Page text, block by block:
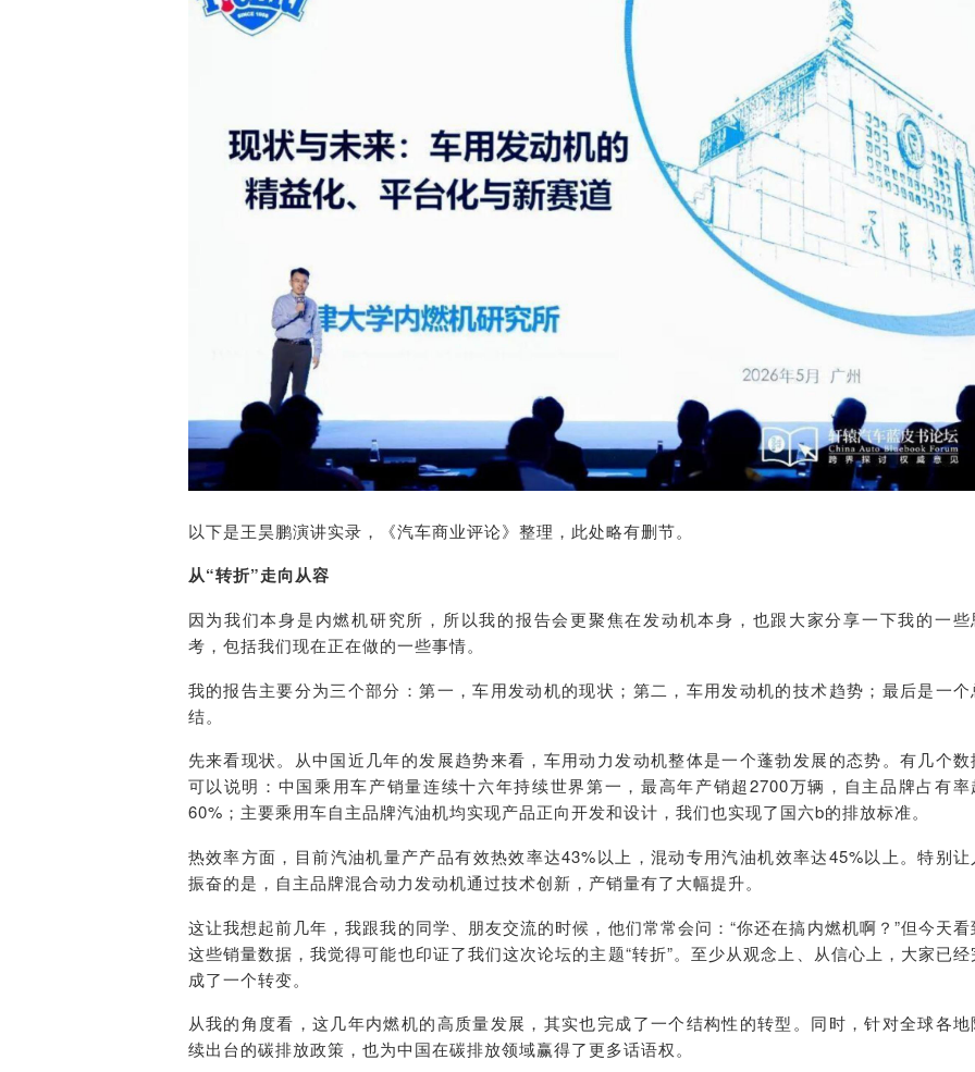
以下是王昊鹏演讲实录，《汽车商业评论》整理，此处略有删节。
从“转折”走向从容
因为我们本身是内燃机研究所，所以我的报告会更聚焦在发动机本身，也跟大家分享一下我的一些
考，包括我们现在正在做的一些事情。
我的报告主要分为三个部分：第一，车用发动机的现状；第二，车用发动机的技术趋势；最后是一个
结。
先来看现状。从中国近几年的发展趋势来看，车用动力发动机整体是一个蓬勃发展的态势。有几个数
可以说明：中国乘用车产销量连续十六年持续世界第一，最高年产销超2700万辆，自主品牌占有率
60%；主要乘用车自主品牌汽油机均实现产品正向开发和设计，我们也实现了国六b的排放标准。
热效率方面，目前汽油机量产产品有效热效率达43%以上，混动专用汽油机效率达45%以上。特别让
振奋的是，自主品牌混合动力发动机通过技术创新，产销量有了大幅提升。
这让我想起前几年，我跟我的同学、朋友交流的时候，他们常常会问：“你还在搞内燃机啊？”但今天看
这些销量数据，我觉得可能也印证了我们这次论坛的主题“转折”。至少从观念上、从信心上，大家已经
成了一个转变。
从我的角度看，这几年内燃机的高质量发展，其实也完成了一个结构性的转型。同时，针对全球各地
续出台的碳排放政策，也为中国在碳排放领域赢得了更多话语权。